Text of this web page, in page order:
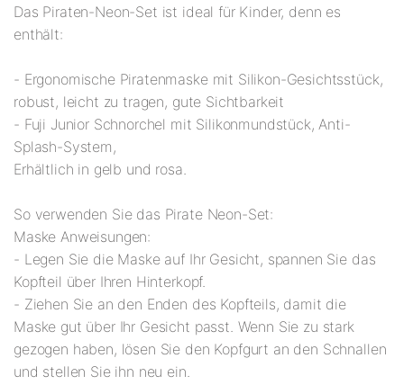
Das Piraten-Neon-Set ist ideal für Kinder, denn es
enthält:
- Ergonomische Piratenmaske mit Silikon-Gesichtsstück,
robust, leicht zu tragen, gute Sichtbarkeit
- Fuji Junior Schnorchel mit Silikonmundstück, Anti-
Splash-System,
Erhältlich in gelb und rosa.
So verwenden Sie das Pirate Neon-Set:
Maske Anweisungen:
- Legen Sie die Maske auf Ihr Gesicht, spannen Sie das
Kopfteil über Ihren Hinterkopf.
- Ziehen Sie an den Enden des Kopfteils, damit die
Maske gut über Ihr Gesicht passt. Wenn Sie zu stark
gezogen haben, lösen Sie den Kopfgurt an den Schnallen
und stellen Sie ihn neu ein.